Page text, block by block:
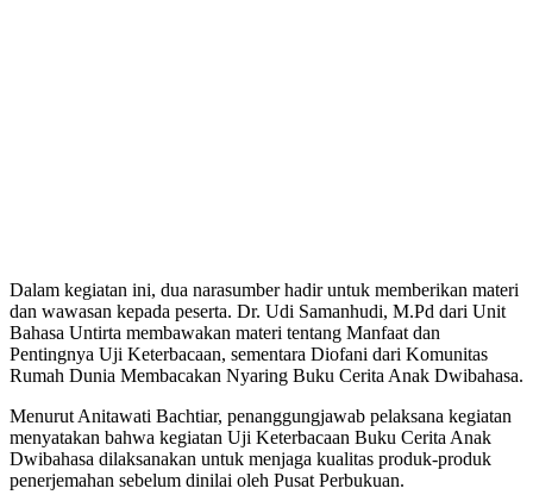
Dalam kegiatan ini, dua narasumber hadir untuk memberikan materi
dan wawasan kepada peserta. Dr. Udi Samanhudi, M.Pd dari Unit
Bahasa Untirta membawakan materi tentang Manfaat dan
Pentingnya Uji Keterbacaan, sementara Diofani dari Komunitas
Rumah Dunia Membacakan Nyaring Buku Cerita Anak Dwibahasa.
Menurut Anitawati Bachtiar, penanggungjawab pelaksana kegiatan
menyatakan bahwa kegiatan Uji Keterbacaan Buku Cerita Anak
Dwibahasa dilaksanakan untuk menjaga kualitas produk-produk
penerjemahan sebelum dinilai oleh Pusat Perbukuan.